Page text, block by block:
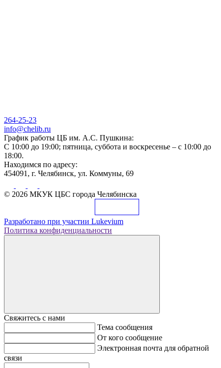
264-25-23
info@chelib.ru
График работы ЦБ им. А.С. Пушкина:
С 10:00 до 19:00; пятница, суббота и воскресенье – с 10:00 до
18:00.
Находимся по адресу:
454091, г. Челябинск, ул. Коммуны, 69
© 2026 МКУК ЦБС города Челябинска
Разработано при участии Lukevium
Политика конфиденциальности
Свяжитесь с нами
Тема сообщения
От кого сообщение
Электронная почта для обратной
связи